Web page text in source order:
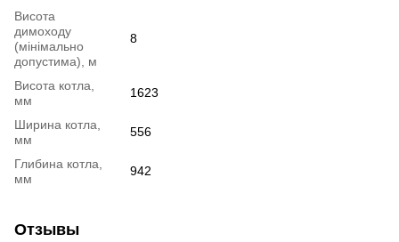
Висота
димоходу
(мінімально
допустима), м
8
Bисота котла,
мм
1623
Ширина котла,
мм
556
Глибина котла,
мм
942
Отзывы